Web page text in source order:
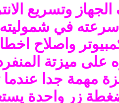
وتسريع
في
واصلاح
على ميزتة
مهمة جدا
زر واحدة